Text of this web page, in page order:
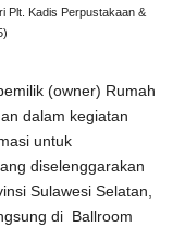
Plt. Kadis Perpustakaan &
(owner) Rumah
dalam kegiatan
untuk
diselenggarakan
Sulawesi Selatan,
di Ballroom